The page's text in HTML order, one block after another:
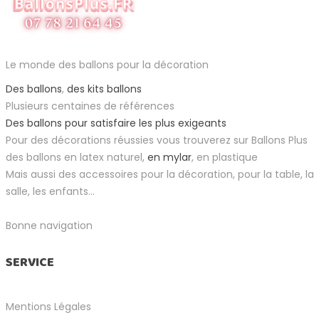
Le monde des ballons pour la décoration
Des ballons, des kits ballons
Plusieurs centaines de références
Des ballons pour satisfaire les plus exigeants
Pour des décorations réussies vous trouverez sur Ballons Plus
des ballons en latex naturel, en mylar, en plastique
Mais aussi des accessoires pour la décoration, pour la table, la
salle, les enfants...
Bonne navigation
SERVICE
Mentions Légales